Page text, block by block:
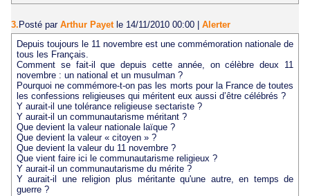
3. Posté par Arthur Payet le 14/11/2010 00:00
Alerter
Depuis toujours le 11 novembre est une commémoration nationale de
tous les Français.
Comment se fait-il que depuis cette année, on célèbre deux 11
novembre : un national et un musulman ?
Pourquoi ne commémore-t-on pas les morts pour la France de toutes
les confessions religieuses qui méritent eux aussi d’être célébrés ?
Y aurait-il une tolérance religieuse sectariste ?
Y aurait-il un communautarisme méritant ?
Que devient la valeur nationale laïque ?
Que devient la valeur « citoyen » ?
Que devient la valeur du 11 novembre ?
Que vient faire ici le communautarisme religieux ?
Y aurait-il un communautarisme du mérite ?
Y aurait-il une religion plus méritante qu'une autre, en temps de
guerre ?